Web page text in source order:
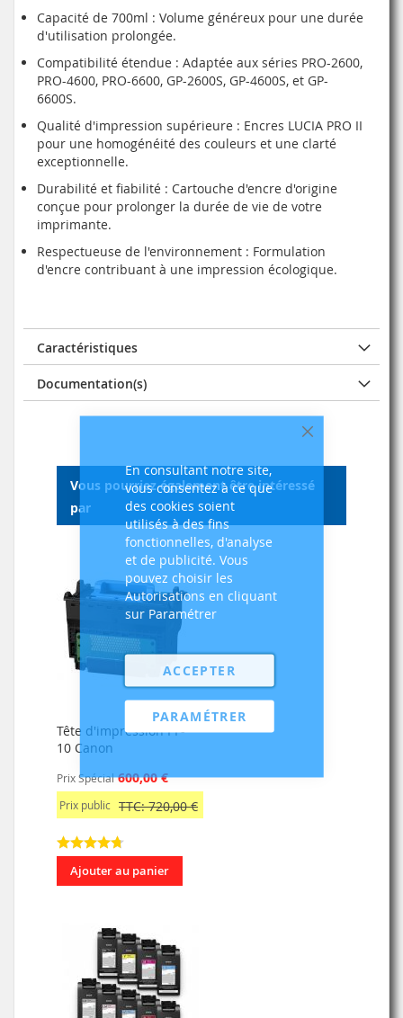
Fermer
En consultant notre site,
vous consentez à ce que
des cookies soient
utilisés à des fins
fonctionnelles, d'analyse
et de publicité. Vous
pouvez choisir les
Autorisations en cliquant
sur Paramétrer
ACCEPTER
PARAMÉTRER
Capacité de 700ml : Volume généreux pour une durée
d'utilisation prolongée.
Compatibilité étendue : Adaptée aux séries PRO-2600,
PRO-4600, PRO-6600, GP-2600S, GP-4600S, et GP-
6600S.
Qualité d'impression supérieure : Encres LUCIA PRO II
pour une homogénéité des couleurs et une clarté
exceptionnelle.
Durabilité et fiabilité : Cartouche d'encre d'origine
conçue pour prolonger la durée de vie de votre
imprimante.
Respectueuse de l'environnement : Formulation
d'encre contribuant à une impression écologique.
Caractéristiques
Documentation(s)
Vous pourriez également être intéressé
par
Tête d'impression PF-
10 Canon
Prix Spécial 600,00 €
Prix public TTC: 720,00 €
Ajouter au panier